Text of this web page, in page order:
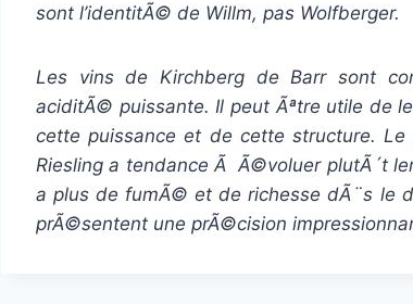
sont l’identitÃ© de Willm, pas Wolfberger.
Les vins de Kirchberg de Barr sont
aciditÃ© puissante. Il peut Ãªtre utile de
cette puissance et de cette structure.
Riesling a tendance Ã Ã©voluer plutÃ´t
a plus de fumÃ© et de richesse dÃ¨s le
prÃ©sentent une prÃ©cision